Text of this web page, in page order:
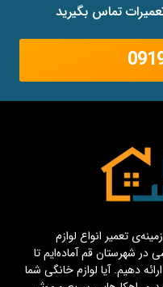
تماس بگیرید
بیش از ۱۰ سال در زمینه‌ی تعمیر انواع لوازم
شهرستان قم آماده‌ایم تا
دهیم. آیا لوازم خانگی شما